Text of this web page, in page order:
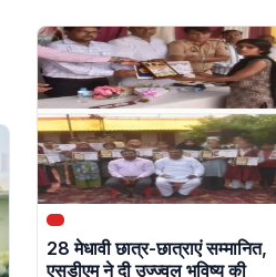
28 मेधावी छात्र-छात्राएं सम्मानित,
एसडीएम ने दी उज्ज्वल भविष्य की